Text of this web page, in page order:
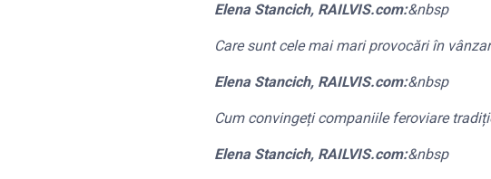
Elena Stancich, RAILVIS.com:&nbsp
Care sunt cele mai mari provocări în
Elena Stancich, RAILVIS.com:&nbsp
Cum convingeți companiile feroviare
Elena Stancich, RAILVIS.com:&nbsp